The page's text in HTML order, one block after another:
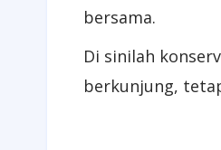
bersama.
Di sinilah
berkunjung,